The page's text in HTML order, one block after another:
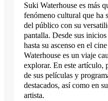
Suki Waterhouse es más
fenómeno cultural que ha
del público con su
pantalla. Desde sus
hasta su ascenso en el
Waterhouse es un viaje
explorar. En este artículo,
de sus películas y
destacados, así como en
artista.